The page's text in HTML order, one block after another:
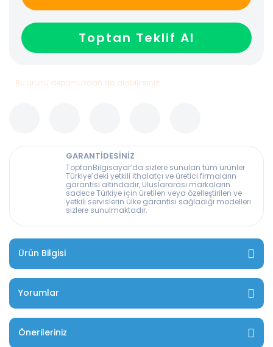
Toptan Teklif Al
Bu ürünü depomuzdan da alabilirsiniz
GARANTİDESİNİZ
ToptanBilgisayar’da sizlere sunulan tüm ürünler
Türkiye’deki yetkili ithalatçı ve üretici firmaların
garantisi altındadır, Uluslararası markaların
sadece Türkiye için üretilen veya özelleştirilen ve
yetkili servislerin ülke garantisi sağladığı modelleri
sizlere sunulmaktadır.
Ürün Bilgisi
Yorumlar
Önerileriniz